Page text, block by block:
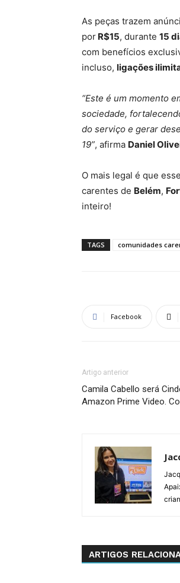
As peças trazem
por R$15, durante 15
com benefícios
incluso, ligações
“Este é um momento
sociedade,
do serviço e gerar
19”, afirma Daniel
O mais legal é que
carentes de Belém,
inteiro!
TAGS comunidades
Facebook
Artigo anterior
Camila Cabello será
Amazon Prime Video.
ARTIGOS